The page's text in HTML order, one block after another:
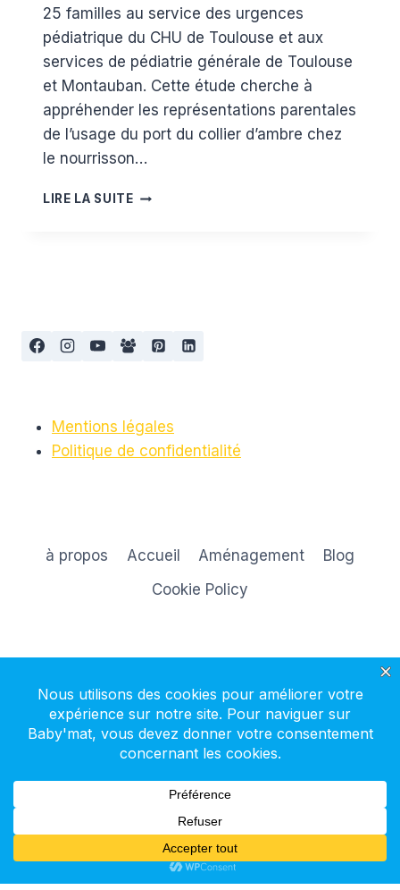
25 familles au service des urgences
pédiatrique du CHU de Toulouse et aux
services de pédiatrie générale de Toulouse
et Montauban. Cette étude cherche à
appréhender les représentations parentales
de l’usage du port du collier d’ambre chez
le nourrisson…
LIRE LA SUITEATTENTION
Mentions légales
Politique de confidentialité
à propos Accueil Aménagement
Blog
Cookie Policy
S'inscrire à la newsletter
Kadence WP